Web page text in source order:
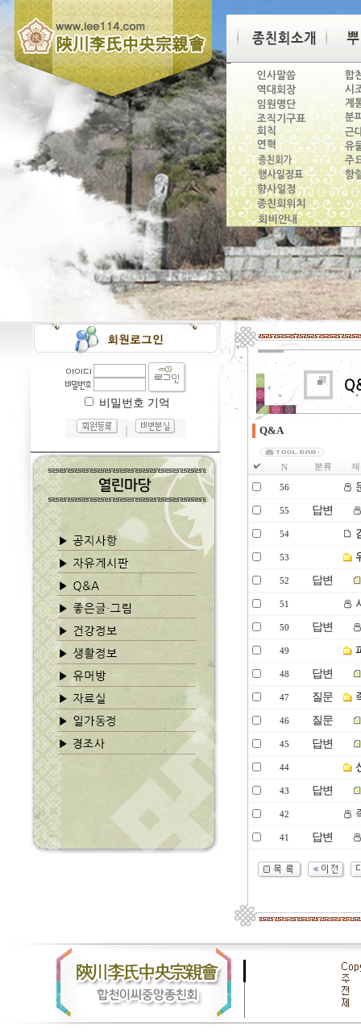
비밀번호 기억
Q&A
N 분류 제
56
55 답변
54
53
52 답변
51
50 답변
49
48 답변
47 질문
46 질문
45 답변
44
43 답변
42
41 답변